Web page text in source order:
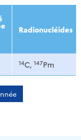
2016
Radionucléides
14C, 147Pm